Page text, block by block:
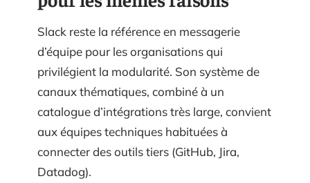
Slack reste la référence en messagerie
d’équipe pour les organisations qui
privilégient la modularité. Son système de
canaux thématiques, combiné à un
catalogue d’intégrations très large, convient
aux équipes techniques habituées à
connecter des outils tiers (GitHub, Jira,
Datadog).